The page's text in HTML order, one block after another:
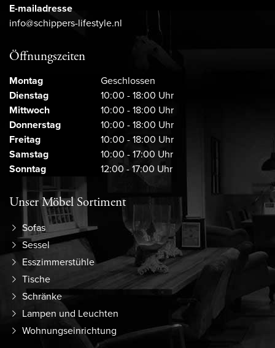
E-mailadresse
info@schippers-lifestyle.nl
Öffnungszeiten
Montag
Geschlossen
Dienstag
10:00 - 18:00 Uhr
Mittwoch
10:00 - 18:00 Uhr
Donnerstag
10:00 - 18:00 Uhr
Freitag
10:00 - 18:00 Uhr
Samstag
10:00 - 17:00 Uhr
Sonntag
12:00 - 17:00 Uhr
Unser Möbel Sortiment
Sofas
Sessel
Esszimmerstühle
Tische
Schränke
Lampen und Leuchten
Wohnungseinrichtung